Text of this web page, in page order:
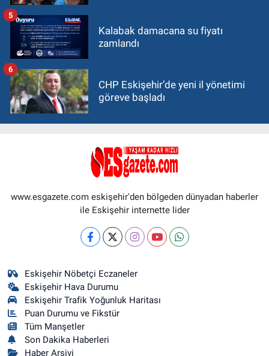
Kalabak damacana su fiyatı
zamlandı
5
CHP Eskişehir’de yeni il yönetimi
göreve başladı
6
www.esgazete.com eskişehir'den bölgeden dünyadan haberler
ile Eskişehir internette lider
Eskişehir Nöbetçi Eczaneler
Eskişehir Hava Durumu
Eskişehir Trafik Yoğunluk Haritası
Puan Durumu ve Fikstür
Tüm Manşetler
Son Dakika Haberleri
Haber Arşivi